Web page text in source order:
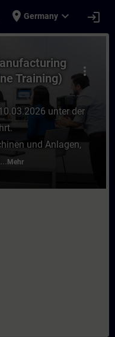
place Germany expand_more login
in
more_vert
Training)
unter der
und Anlagen,
Mehr